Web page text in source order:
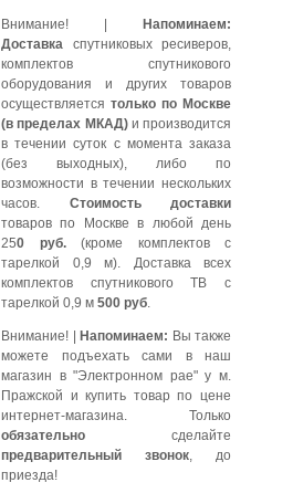
Внимание!
Напоминаем:
Доставка спутниковых ресиверов,
комплектов спутникового
оборудования и других товаров
осуществляется только по Москве
(в пределах МКАД)и производится
в течении суток с момента заказа
(без выходных), либо по
возможности в течении нескольких
часов. Стоимость доставки
товаров по Москве в любой день
250 руб.(кроме комплектов с
тарелкой 0,9 м). Доставка всех
комплектов спутникового ТВ с
тарелкой 0,9 м 500 руб.
Внимание! Напоминаем: Вы также
можете подъехать сами в наш
магазин в "Электронном рае" у м.
Пражской и купить товар по цене
интернет-магазина. Только
обязательно сделайте
предварительный звонок, до
приезда!